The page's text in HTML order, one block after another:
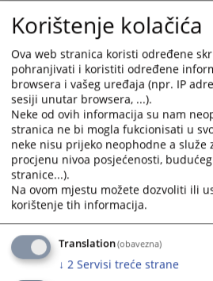
obliku, objavljena u skladu sa
objavljivanju sudskih odluka
Srpske („Službeni glasnik Republike
Prikazana vijest je na: Srpski jezik
Prateći dokumenti
11 0 U 038517 25 U - procjena
sredinu
Korištenje kolačića
Ova web stranica koristi određene
pohranjivati i koristiti određene
browsera i vašeg uređaja (npr. IP
sesiji unutar browsera, ...).
Neke od ovih informacija su nam
stranica ne bi mogla fukcionisati u
neke nisu prijeko neophodne a služe
procjenu nivoa posjećenosti,
stranice...).
Na ovom mjestu možete dozvoliti ili
korištenje tih informacija.
Translation(obavezna)
↓ 2 Servisi treće strane